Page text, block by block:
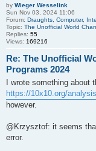
by Wieger Wesselink
Sun Nov 03, 2024 11:06
Forum: Draughts, Computer,
Topic: The Unofficial World
Replies: 55
Views: 169216
Re: The Unofficial
Programs 2024
I wrote something about
https://10x10.org/
however.
@Krzysztof: it seems
error.